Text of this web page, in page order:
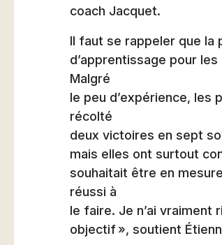
coach Jacquet.
Il faut se rappeler que la
d’apprentissage pour
Malgré
le peu d’expérience,
récolté
deux victoires en sept
mais elles ont surtout
souhaitait être en
réussi à
le faire. Je n’ai vraiment
objectif », soutient